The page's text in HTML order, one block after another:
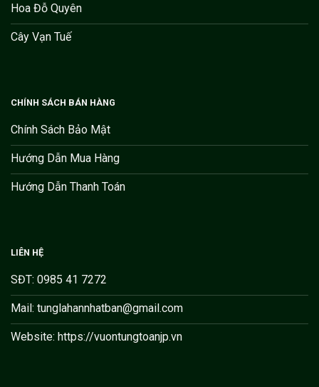
Hoa Đỗ Quyên
Cây Vạn Tuế
CHÍNH SÁCH BÁN HÀNG
Chính Sách Bảo Mật
Hướng Dẫn Mua Hàng
Hướng Dẫn Thanh Toán
LIÊN HỆ
SĐT: 0985 41 7272
Mail: tunglahannhatban@gmail.com
Website: https://vuontungtoanjp.vn